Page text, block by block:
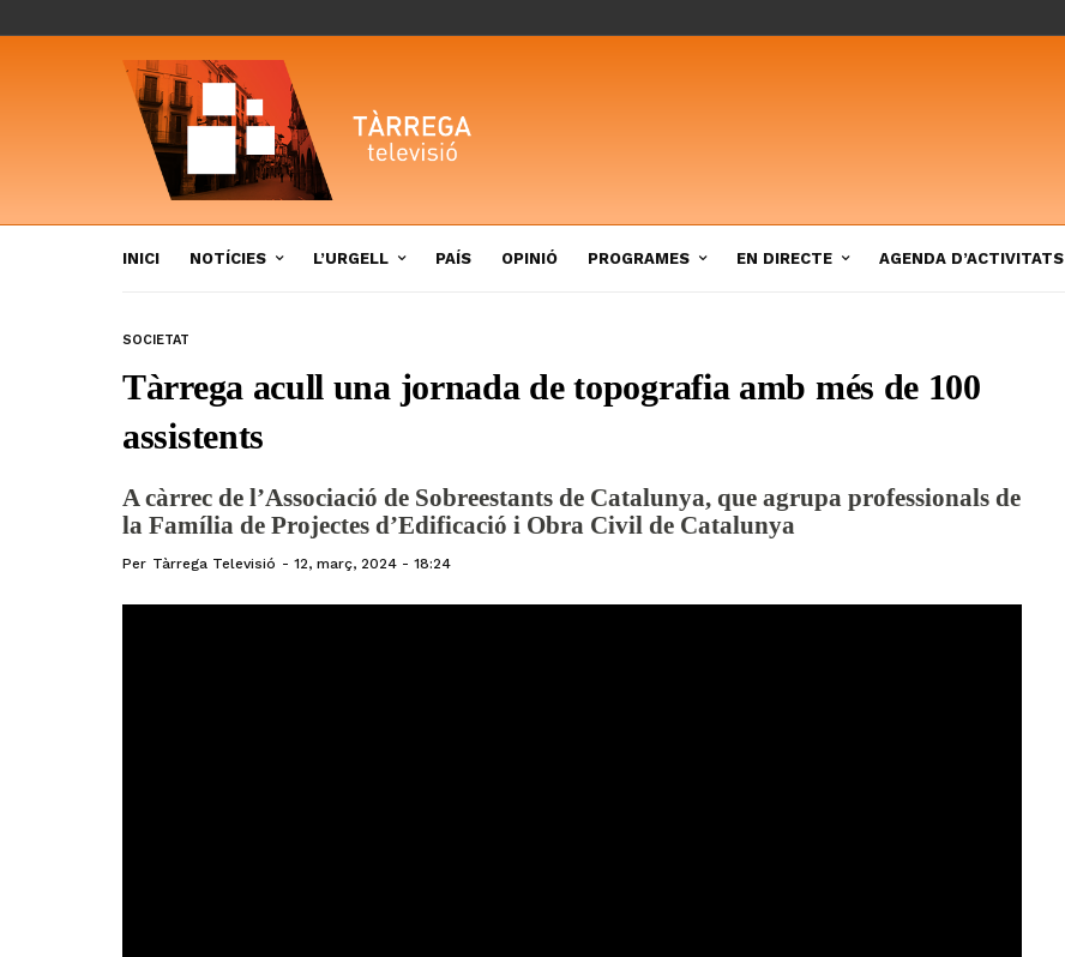
INICI NOTÍCIES L’URGELL PAÍS OPINIÓ PROGRAMES EN DIRECTE AGENDA D’ACTIVITATS
SOCIETAT
Tàrrega acull una jornada de topografia amb més de 100
assistents
A càrrec de l’Associació de Sobreestants de Catalunya, que agrupa professionals de
la Família de Projectes d’Edificació i Obra Civil de Catalunya
Per Tàrrega Televisió 12, març, 2024 - 18:24